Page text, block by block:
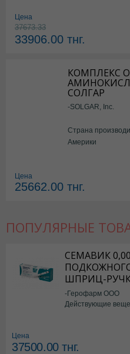
Цена
37673.33
33906.00 тнг.
КОМПЛЕКС
СОЛГАР
-SOLGAR, Inc.
Страна
Америки
Цена
25662.00 тнг.
ПОПУЛЯРНЫЕ
СЕМАВИК
ШПРИЦ-
-Герофарм ООО
Действующие
Цена
37500.00тнг.